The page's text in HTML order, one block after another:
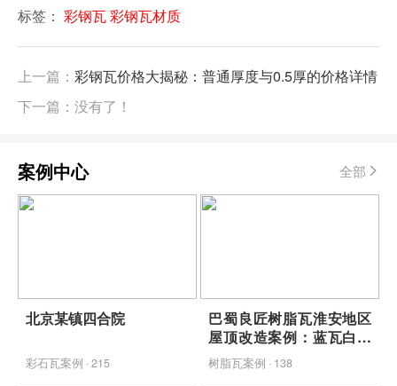
标签： 彩钢瓦彩钢瓦材质
上一篇： 彩钢瓦价格大揭秘：普通厚度与0.5厚的价格详情
下一篇：没有了！
案例中心 全部
北京某镇四合院
彩石瓦案例 · 215
巴蜀良匠树脂瓦淮安地区
屋顶改造案例：蓝瓦白墙
映青山，包工包料省心焕
新
树脂瓦案例 · 138